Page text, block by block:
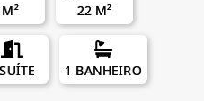
22 M²
1 BANHEIRO